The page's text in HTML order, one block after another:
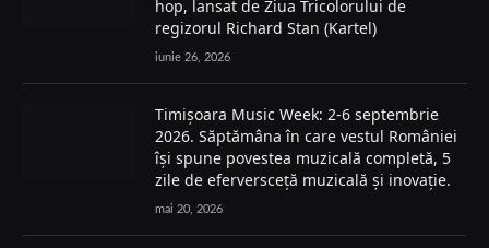
hop, lansat de Ziua Tricolorului de
regizorul Richard Stan (Kartel)
iunie 26, 2026
Timișoara Music Week: 2-6 septembrie
2026. Săptămâna în care vestul României
își spune povestea muzicală completă, 5
zile de eferversceță muzicală și inovație.
mai 20, 2026